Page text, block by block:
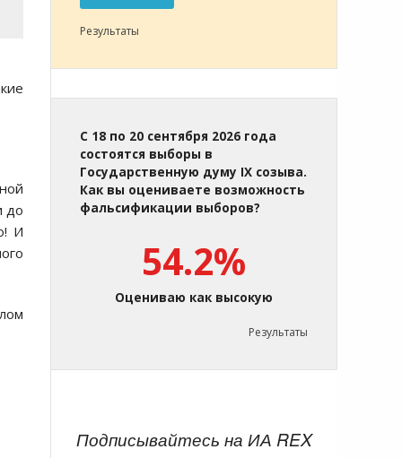
до
И
Результаты
С 18 по 20 сентября 2026 года
состоятся выборы в
Государственную думу IX созыва.
Как вы оцениваете возможность
фальсификации выборов?
54.2%
Оцениваю как высокую
Результаты
Подписывайтесь на ИА REX